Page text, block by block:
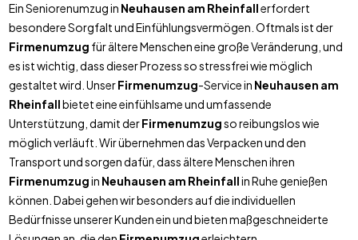
Ein Seniorenumzug in Neuhausen am Rheinfallerfordert
besondere Sorgfalt und Einfühlungsvermögen. Oftmals ist der
Firmenumzug für ältere Menschen eine große Veränderung, und
es ist wichtig, dass dieser Prozess so stressfrei wie möglich
gestaltet wird. UnserFirmenumzug-Service in Neuhausen am
Rheinfallbietet eine einfühlsame und umfassende
Unterstützung, damit derFirmenumzugso reibungslos wie
möglich verläuft. Wir übernehmen das Verpacken und den
Transport und sorgen dafür, dass ältere Menschen ihren
Firmenumzugin Neuhausen am Rheinfallin Ruhe genießen
können. Dabei gehen wir besonders auf die individuellen
Bedürfnisse unserer Kunden ein und bieten maßgeschneiderte